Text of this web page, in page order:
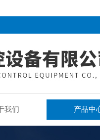
我们 产品中